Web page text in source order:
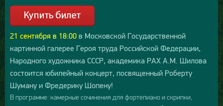
21 сентября в 18:00 в Московской Государственной
картинной галерее Героя труда Российской Федерации,
Народного художника СССР, академика РАХ А.М. Шилова
состоится юбилейный концерт, посвященный Роберту
Шуману и Фредерику Шопену!
В программе: камерные сочинения для фортепиано и скрипки,